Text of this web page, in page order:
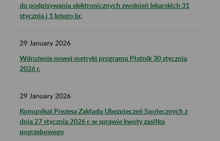
do podpisywania elektronicznych zwolnień lekarskich 31
stycznia i 1 lutego br.
29 January 2026
Wdrożenie nowej metryki programu Płatnik 30 stycznia
2026 r.
29 January 2026
Komunikat Prezesa Zakładu Ubezpieczeń Społecznych z
dnia 27 stycznia 2026 r. w sprawie kwoty zasiłku
pogrzebowego